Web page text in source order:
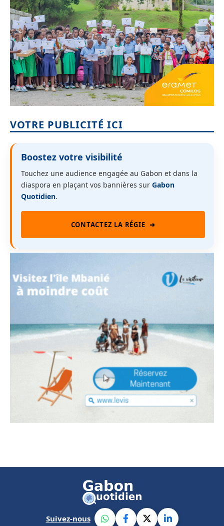
VOTRE PUBLICITÉ ICI
Boostez votre visibilité
Touchez une audience engagée au Gabon et dans la
diaspora en plaçant vos bannières sur Gabon
Quotidien.
CONTACTEZ LA RÉGIE ➜
Suivez-nous